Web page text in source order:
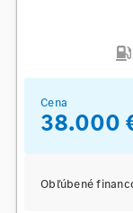
Cena
38.000
Obľúbené